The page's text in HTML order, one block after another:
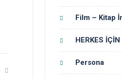
Film – Kitap
HERKES
Persona